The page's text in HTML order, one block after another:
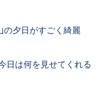
夕日がすごく綺麗
日は何を見せてくれる